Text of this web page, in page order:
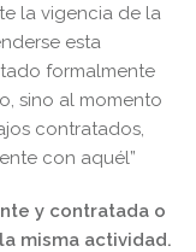
la vigencia de la
esta
formalmente
sino al momento
contratados,
con aquél”
y contratada o
misma actividad.